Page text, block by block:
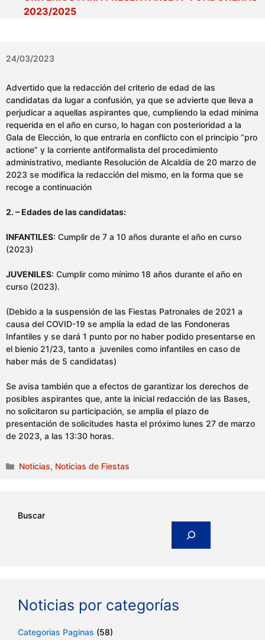
2023/2025
24/03/2023
Advertido que la redacción del criterio de edad de las
candidatas da lugar a confusión, ya que se advierte que lleva a
perjudicar a aquellas aspirantes que, cumpliendo la edad mínima
requerida en el año en curso, lo hagan con posterioridad a la
Gala de Elección, lo que entraría en conflicto con el principio “pro
actione” y la corriente antiformalista del procedimiento
administrativo, mediante Resolución de Alcaldía de 20 marzo de
2023 se modifica la redacción del mismo, en la forma que se
recoge a continuación
2. – Edades de las candidatas:
INFANTILES: Cumplir de 7 a 10 años durante el año en curso
(2023)
JUVENILES: Cumplir como mínimo 18 años durante el año en
curso (2023).
(Debido a la suspensión de las Fiestas Patronales de 2021 a
causa del COVID-19 se amplía la edad de las Fondoneras
Infantiles y se dará 1 punto por no haber podido presentarse en
el bienio 21/23, tanto a juveniles como infantiles en caso de
haber más de 5 candidatas)
Se avisa también que a efectos de garantizar los derechos de
posibles aspirantes que, ante la inicial redacción de las Bases,
no solicitaron su participación, se amplia el plazo de
presentación de solicitudes hasta el próximo lunes 27 de marzo
de 2023, a las 13:30 horas.
Categorías
Noticias, Noticias de Fiestas
Buscar
Noticias por categorías
Categorias Paginas (58)